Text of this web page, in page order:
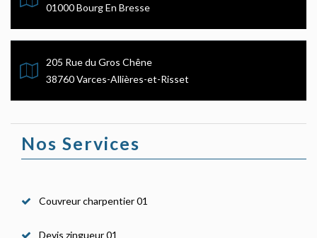
01000 Bourg En Bresse
205 Rue du Gros Chêne
38760 Varces-Allières-et-Risset
Nos Services
Couvreur charpentier 01
Devis zingueur 01